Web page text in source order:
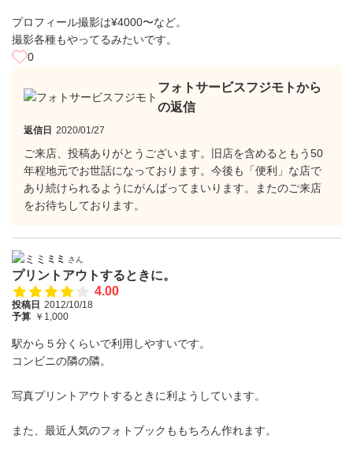
プロフィール撮影は¥4000〜など。
撮影各種もやってるみたいです。
0
フォトサービスフジモトから
の返信
返信日 2020/01/27
ご来店、投稿ありがとうございます。旧店を含めるともう50
年程地元でお世話になっております。今後も「便利」な店で
あり続けられるようにがんばってまいります。またのご来店
をお待ちしております。
ミミ さん
プリントアウトするときに。
4.00
投稿日 2012/10/18
予算 ￥1,000
駅から５分くらいで利用しやすいです。
コンビニの隣の隣。
写真プリントアウトするときに利ようしています。
また、最近人気のフォトブックももちろん作れます。